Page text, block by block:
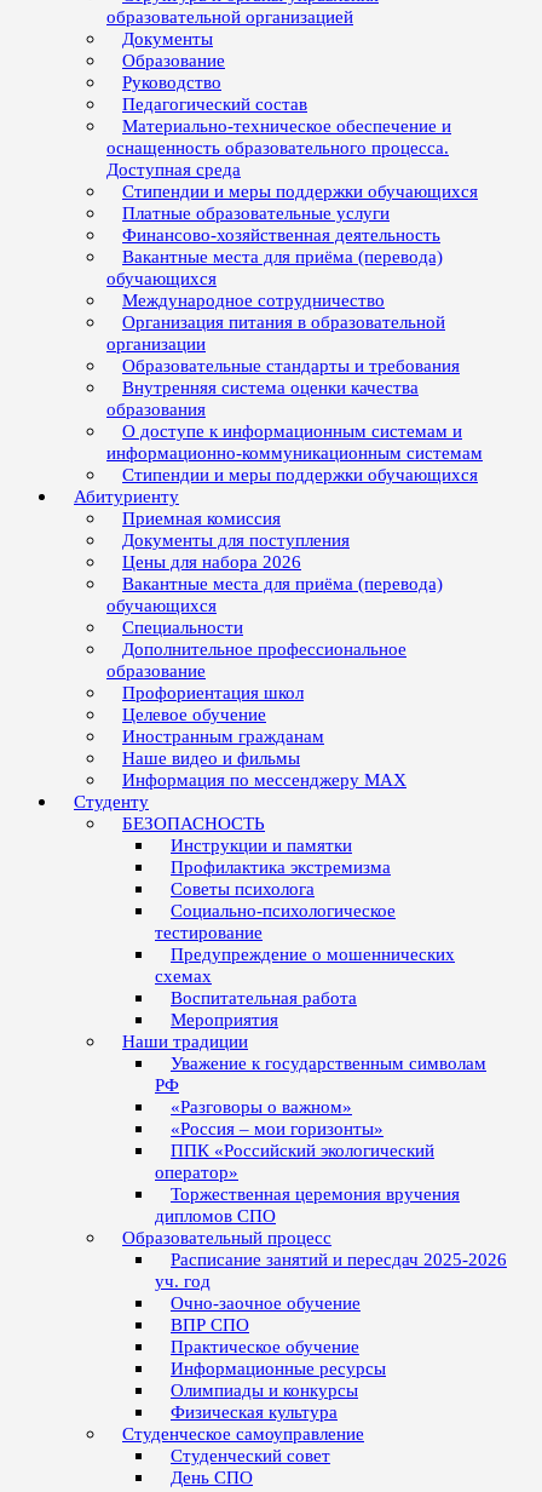
образовательной организацией
Документы
Образование
Руководство
Педагогический состав
Материально-техническое обеспечение и
оснащенность образовательного процесса.
Доступная среда
Стипендии и меры поддержки обучающихся
Платные образовательные услуги
Финансово-хозяйственная деятельность
Вакантные места для приёма (перевода)
обучающихся
Международное сотрудничество
Организация питания в образовательной
организации
Образовательные стандарты и требования
Внутренняя система оценки качества
образования
О доступе к информационным системам и
информационно-коммуникационным системам
Стипендии и меры поддержки обучающихся
Абитуриенту
Приемная комиссия
Документы для поступления
Цены для набора 2026
Вакантные места для приёма (перевода)
обучающихся
Специальности
Дополнительное профессиональное
образование
Профориентация школ
Целевое обучение
Иностранным гражданам
Наше видео и фильмы
Информация по мессенджеру MAX
Студенту
БЕЗОПАСНОСТЬ
Инструкции и памятки
Профилактика экстремизма
Советы психолога
Социально-психологическое
тестирование
Предупреждение о мошеннических
схемах
Воспитательная работа
Мероприятия
Наши традиции
Уважение к государственным символам
РФ
«Разговоры о важном»
«Россия – мои горизонты»
ППК «Российский экологический
оператор»
Торжественная церемония вручения
дипломов СПО
Образовательный процесс
Расписание занятий и пересдач 2025-2026
уч. год
Очно-заочное обучение
ВПР СПО
Практическое обучение
Информационные ресурсы
Олимпиады и конкурсы
Физическая культура
Студенческое самоуправление
Студенческий совет
День СПО